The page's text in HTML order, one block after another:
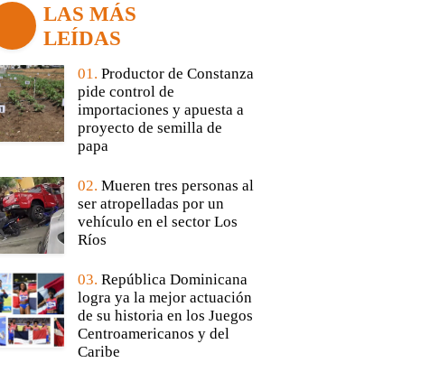
LAS MÁS
LEÍDAS
01. Productor de Constanza
pide control de
importaciones y apuesta a
proyecto de semilla de
papa
02. Mueren tres personas al
ser atropelladas por un
vehículo en el sector Los
Ríos
03. República Dominicana
logra ya la mejor actuación
de su historia en los Juegos
Centroamericanos y del
Caribe